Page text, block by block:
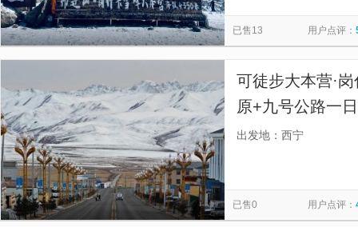
已售13 用户点评：
可徒步大本营·
原+九号公路一
上门接/赠送草
出发地：西宁
已售0 用户点评：